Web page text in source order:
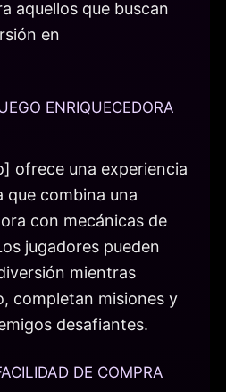
aquellos que buscan
en
ENRIQUECEDORA
ofrece una experiencia
que combina una
con mecánicas de
jugadores pueden
mientras
completan misiones y
desafiantes.
DE COMPRA